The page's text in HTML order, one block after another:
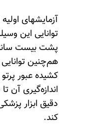
آزمایشهای
توانایی این
پشت بیست
هم‌چنین
کشیده عبور
اندازه‌گیری آن
دقیق ابزار
کند.